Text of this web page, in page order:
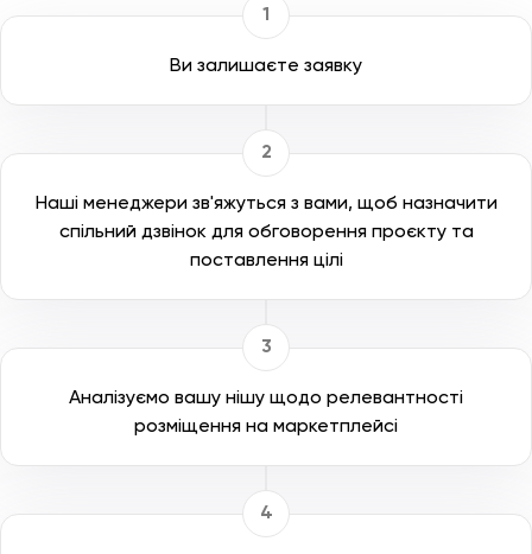
Ви залишаєте заявку
Наші менеджери зв'яжуться з вами, щоб назначити
спільний дзвінок для обговорення проєкту та
поставлення цілі
Аналізуємо вашу нішу щодо релевантності
розміщення на маркетплейсі